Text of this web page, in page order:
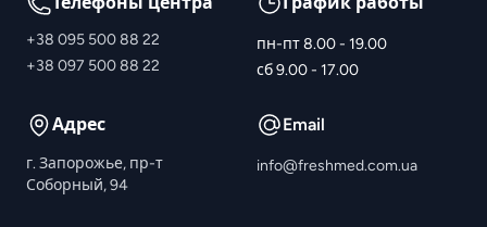
+38 095 500 88 22
+38 097 500 88 22
пн-пт 8.00 - 19.00
сб 9.00 - 17.00
Адрес
г. Запорожье, пр-т
Соборный, 94
Email
info@freshmed.com.ua